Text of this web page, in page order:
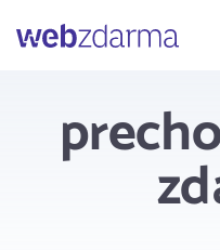
Webzdarma